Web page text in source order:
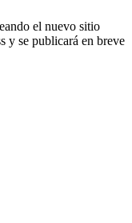
el nuevo sitio
y se publicará en breve